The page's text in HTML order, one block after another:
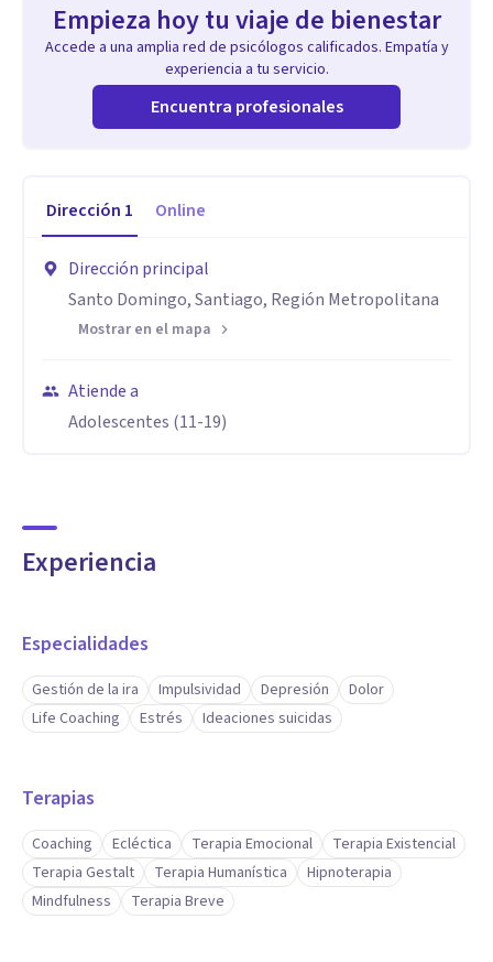
Empieza hoy tu viaje de bienestar
Accede a una amplia red de psicólogos calificados. Empatía y
experiencia a tu servicio.
Encuentra profesionales
Dirección 1 Online
Dirección principal
Santo Domingo, Santiago, Región Metropolitana
Mostrar en el mapa
Atiende a
Adolescentes (11-19)
Experiencia
Especialidades
Gestión de la ira Impulsividad Depresión
Dolor
Life Coaching
Estrés Ideaciones suicidas
Terapias
Coaching Ecléctica Terapia Emocional
Terapia Existencial
Terapia Gestalt
Terapia Humanística
Hipnoterapia
Mindfulness
Terapia Breve